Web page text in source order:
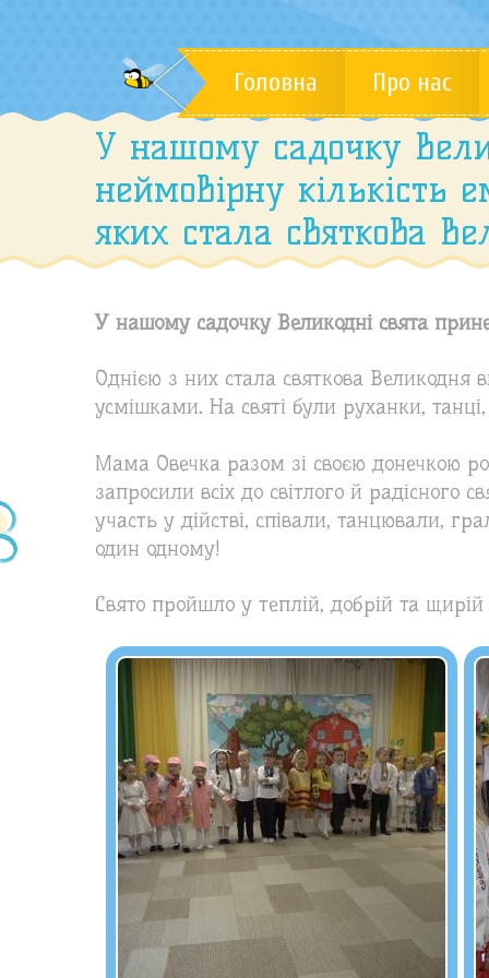
Головна Про нас
У нашому садочку
неймовірну кількість
яких стала святкова
У нашому садочку Великодні свята
Однією з них стала святкова Великодня
усмішками. На святі були руханки, танці,
Мама Овечка разом зі своєю донечкою
запросили всіх до світлого й радісного
участь у дійстві, співали, танцювали,
один одному!
Свято пройшло у теплій, добрій та щирій